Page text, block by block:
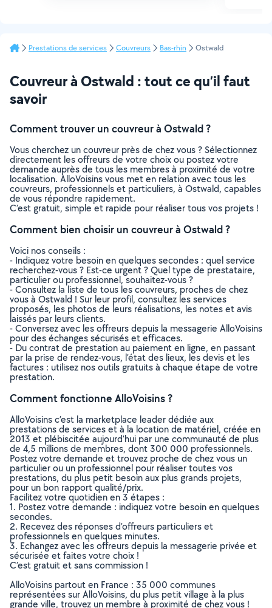
Prestations de services Couvreurs Bas-rhin Ostwald
Couvreur à Ostwald : tout ce qu’il faut
savoir
Comment trouver un couvreur à Ostwald ?
Vous cherchez un couvreur près de chez vous ? Sélectionnez
directement les offreurs de votre choix ou postez votre
demande auprès de tous les membres à proximité de votre
localisation. AlloVoisins vous met en relation avec tous les
couvreurs, professionnels et particuliers, à Ostwald, capables
de vous répondre rapidement.
C’est gratuit, simple et rapide pour réaliser tous vos projets !
Comment bien choisir un couvreur à Ostwald ?
Voici nos conseils :
- Indiquez votre besoin en quelques secondes : quel service
recherchez-vous ? Est-ce urgent ? Quel type de prestataire,
particulier ou professionnel, souhaitez-vous ?
- Consultez la liste de tous les couvreurs, proches de chez
vous à Ostwald ! Sur leur profil, consultez les services
proposés, les photos de leurs réalisations, les notes et avis
laissés par leurs clients.
- Conversez avec les offreurs depuis la messagerie AlloVoisins
pour des échanges sécurisés et efficaces.
- Du contrat de prestation au paiement en ligne, en passant
par la prise de rendez-vous, l’état des lieux, les devis et les
factures : utilisez nos outils gratuits à chaque étape de votre
prestation.
Comment fonctionne AlloVoisins ?
AlloVoisins c’est la marketplace leader dédiée aux
prestations de services et à la location de matériel, créée en
2013 et plébiscitée aujourd’hui par une communauté de plus
de 4,5 millions de membres, dont 300 000 professionnels.
Postez votre demande et trouvez proche de chez vous un
particulier ou un professionnel pour réaliser toutes vos
prestations, du plus petit besoin aux plus grands projets,
pour un bon rapport qualité/prix.
Facilitez votre quotidien en 3 étapes :
1. Postez votre demande : indiquez votre besoin en quelques
secondes.
2. Recevez des réponses d’offreurs particuliers et
professionnels en quelques minutes.
3. Echangez avec les offreurs depuis la messagerie privée et
sécurisée et faites votre choix !
C’est gratuit et sans commission !
AlloVoisins partout en France : 35 000 communes
représentées sur AlloVoisins, du plus petit village à la plus
grande ville, trouvez un membre à proximité de chez vous !